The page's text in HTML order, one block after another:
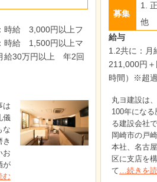
時給 3,000円以上フ
時給 1,500円以上マ
給30万円以上 年2回
は
儀
な
き
お
が
む
募集
1.
他
給与
1.2共に：月
211,000円
時間）※超過
丸ヨ建設は
100年になる
る建設会社で
岡崎市の戸
本社、名古
区に支店を
て …続きを